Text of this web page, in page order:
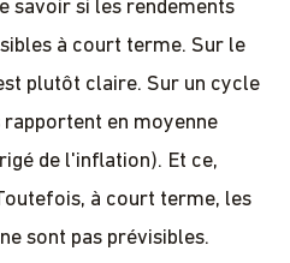
savoir si les rendements
à court terme. Sur le
plutôt claire. Sur un cycle
en moyenne
de l'inflation). Et ce,
à court terme, les
sont pas prévisibles.